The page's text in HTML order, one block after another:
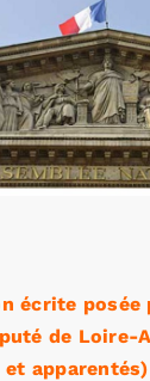
écrite posée
de Loire-